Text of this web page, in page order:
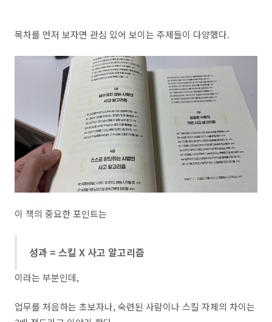
목차를 먼저 보자면 관심 있어 보이는 주제들이 다양했다.
이 책의 중요한 포인트는
성과 = 스킬 X 사고 알고리즘
이라는 부분인데,
업무를 처음하는 초보자나, 숙련된 사람이나 스킬 자체의 차이는